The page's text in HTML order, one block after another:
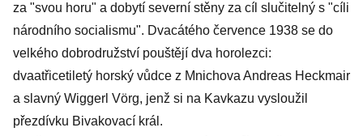
za "svou horu" a dobytí severní stěny za cíl slučitelný s "cíli
národního socialismu". Dvacátého července 1938 se do
velkého dobrodružství pouštějí dva horolezci:
dvaatřicetiletý horský vůdce z Mnichova Andreas Heckmair
a slavný Wiggerl Vörg, jenž si na Kavkazu vysloužil
přezdívku Bivakovací král.